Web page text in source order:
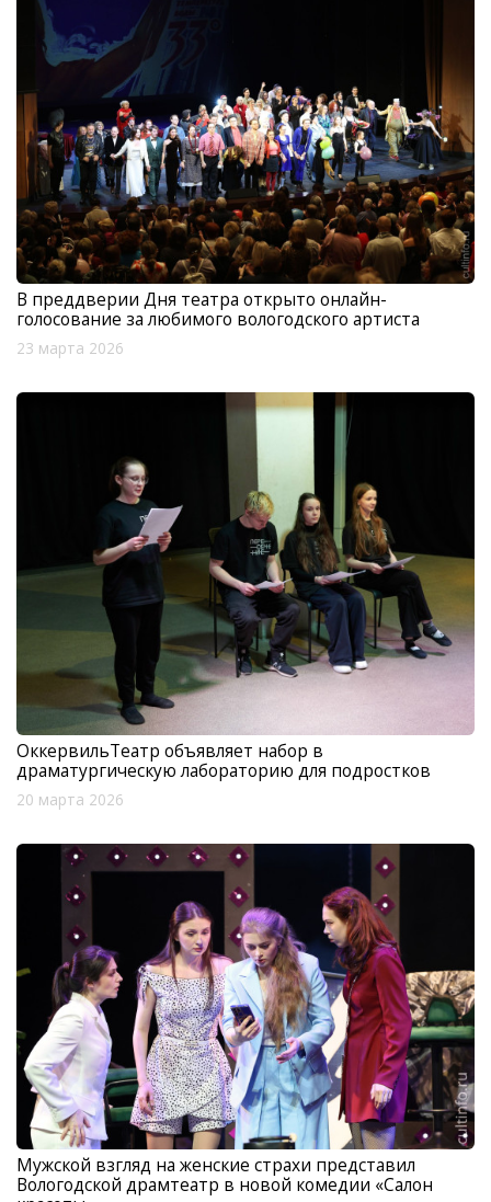
В преддверии Дня театра открыто онлайн-
голосование за любимого вологодского артиста
23 марта 2026
ОккервильТеатр объявляет набор в
драматургическую лабораторию для подростков
20 марта 2026
Мужской взгляд на женские страхи представил
Вологодской драмтеатр в новой комедии «Салон